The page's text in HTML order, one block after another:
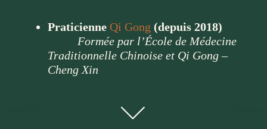
Praticienne Qi Gong (depuis 2018)
Formée par l’École de Médecine
Traditionnelle Chinoise et Qi Gong –
Cheng Xin